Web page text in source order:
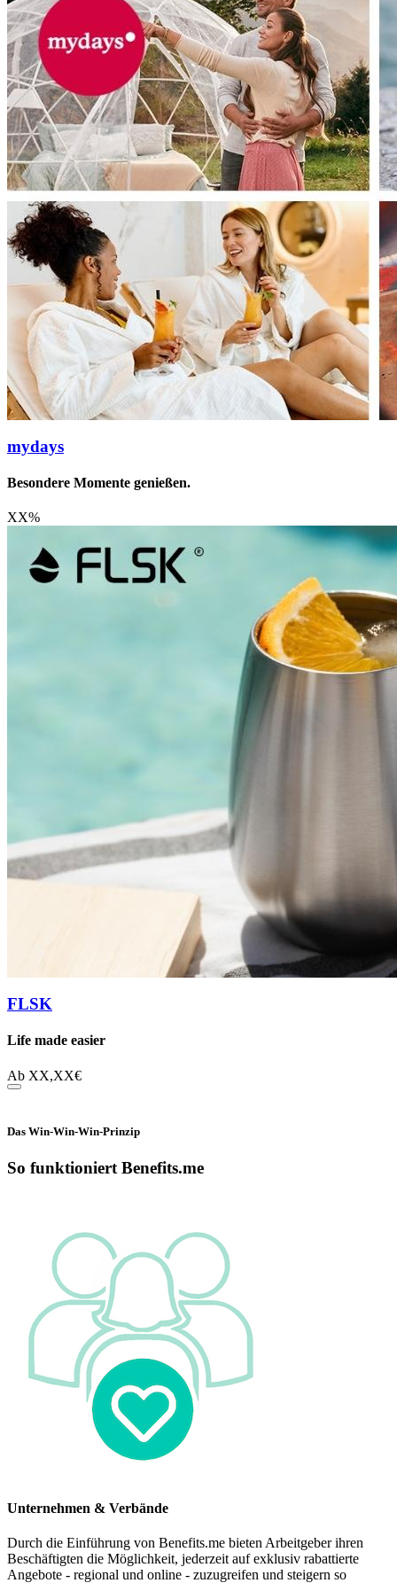
mydays
Besondere Momente genießen.
XX%
FLSK
Life made easier
Ab XX,XX€
Das Win-Win-Win-Prinzip
So funktioniert Benefits.me
Unternehmen & Verbände
Durch die Einführung von Benefits.me bieten Arbeitgeber ihren
Beschäftigten die Möglichkeit, jederzeit auf exklusiv rabattierte
Angebote - regional und online - zuzugreifen und steigern so